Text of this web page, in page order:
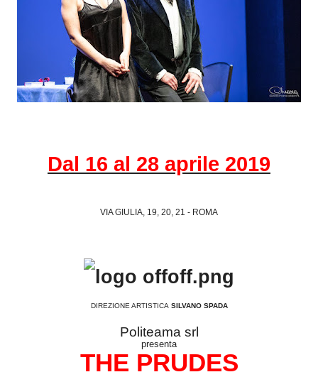
Dal 16 al 28 aprile 2019
VIA GIULIA, 19, 20, 21 - ROMA
DIREZIONE ARTISTICA SILVANO SPADA
Politeama srl
presenta
THE PRUDES